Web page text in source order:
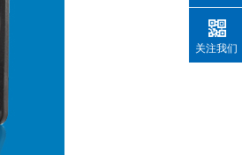
关注我们